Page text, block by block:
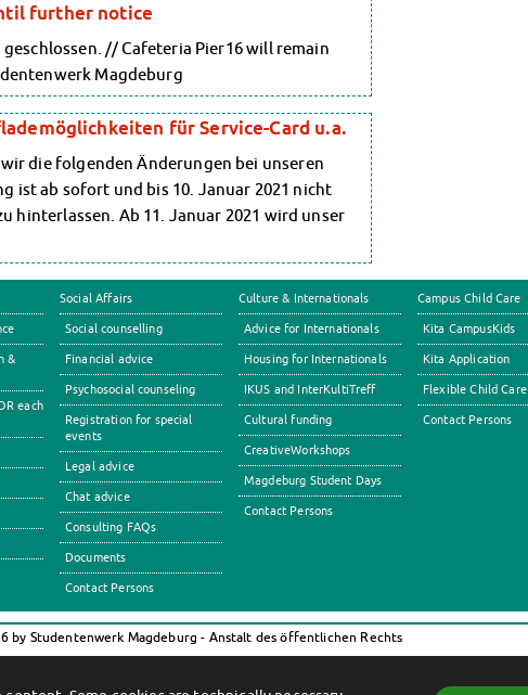
further notice
// Cafeteria Pier16 will remain
Magdeburg
für Service-Card u.a.
die folgenden Änderungen bei unseren
ist ab sofort und bis 10. Januar 2021 nicht
hinterlassen. Ab 11. Januar 2021 wird unser
&
each
Social Affairs
Social counselling
Financial advice
Psychosocial counseling
Registration for special
events
Legal advice
Chat advice
Consulting FAQs
Documents
Contact Persons
Culture & Internationals
Advice for Internationals
Housing for Internationals
IKUS and InterKultiTreff
Cultural funding
CreativeWorkshops
Magdeburg Student Days
Contact Persons
Campus Child Care
Kita CampusKids
Kita Application
Flexible Child Care
Contact Persons
by Studentenwerk Magdeburg - Anstalt des öffentlichen Rechts
Datenschutzerklärung Erklärung zur Barrierefreiheit